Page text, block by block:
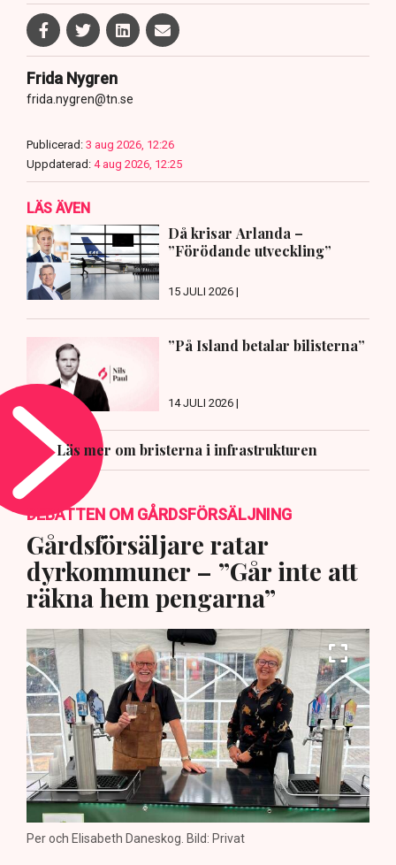
Frida Nygren
frida.nygren@tn.se
Publicerad: 3 aug 2026, 12:26
Uppdaterad: 4 aug 2026, 12:25
LÄS ÄVEN
Då krisar Arlanda –
”Förödande utveckling”
15 JULI 2026 |
”På Island betalar bilisterna”
14 JULI 2026 |
Läs mer om bristerna i infrastrukturen
DEBATTEN OM GÅRDSFÖRSÄLJNING
Gårdsförsäljare ratar
dyrkommuner – ”Går inte att
räkna hem pengarna”
Per och Elisabeth Daneskog. Bild: Privat